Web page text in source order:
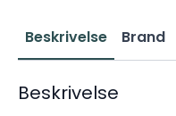
antall
Beskrivelse Brand
Beskrivelse